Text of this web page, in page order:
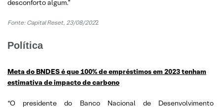
desconforto algum.”
Fonte: Capital Reset, 23/08/2022
Política
Meta do BNDES é que 100% de empréstimos em 2023 tenham
estimativa de impacto de carbono
“O presidente do Banco Nacional de Desenvolvimento